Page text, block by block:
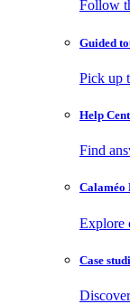
Follow
Guided
Pick up
Help
Find
Calaméo
Explore
Case